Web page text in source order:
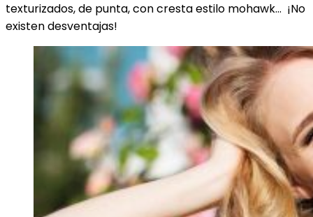
texturizados, de punta, con cresta estilo mohawk… ¡No
existen desventajas!